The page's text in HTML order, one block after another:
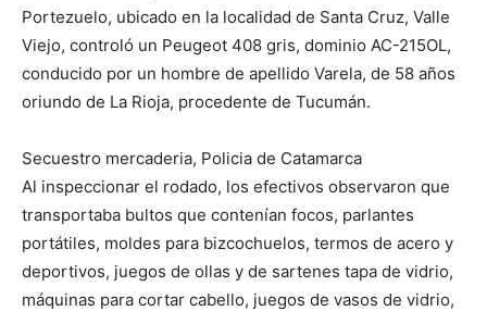
Portezuelo, ubicado en la localidad de Santa Cruz, Valle
Viejo, controló un Peugeot 408 gris, dominio AC-215OL,
conducido por un hombre de apellido Varela, de 58 años
oriundo de La Rioja, procedente de Tucumán.
Secuestro mercaderia, Policia de Catamarca
Al inspeccionar el rodado, los efectivos observaron que
transportaba bultos que contenían focos, parlantes
portátiles, moldes para bizcochuelos, termos de acero y
deportivos, juegos de ollas y de sartenes tapa de vidrio,
máquinas para cortar cabello, juegos de vasos de vidrio,